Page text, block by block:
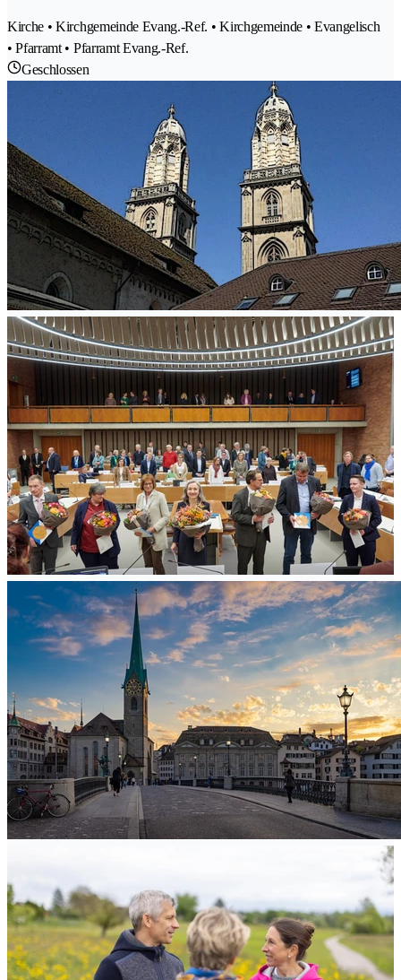
Kirche • Kirchgemeinde Evang.-Ref. • Kirchgemeinde • Evangelisch
• Pfarramt • Pfarramt Evang.-Ref.
Geschlossen